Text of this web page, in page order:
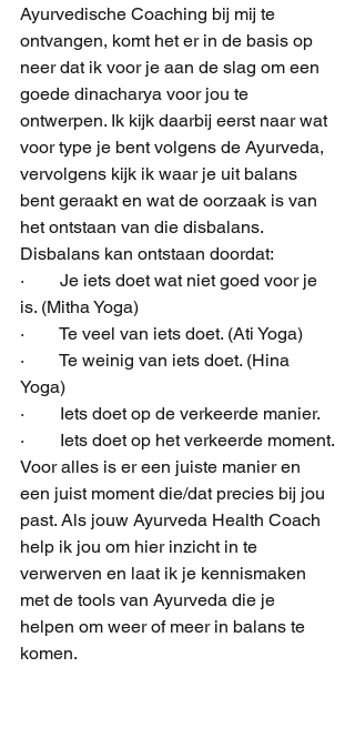
Ayurvedische Coaching bij mij te
ontvangen, komt het er in de basis op
neer dat ik voor je aan de slag om een
goede dinacharya voor jou te
ontwerpen. Ik kijk daarbij eerst naar wat
voor type je bent volgens de Ayurveda,
vervolgens kijk ik waar je uit balans
bent geraakt en wat de oorzaak is van
het ontstaan van die disbalans.
Disbalans kan ontstaan doordat:
·        Je iets doet wat niet goed voor je
is. (Mitha Yoga)
·        Te veel van iets doet. (Ati Yoga)
·        Te weinig van iets doet. (Hina
Yoga)
·        Iets doet op de verkeerde manier.
·        Iets doet op het verkeerde moment.
Voor alles is er een juiste manier en
een juist moment die/dat precies bij jou
past. Als jouw Ayurveda Health Coach
help ik jou om hier inzicht in te
verwerven en laat ik je kennismaken
met de tools van Ayurveda die je
helpen om weer of meer in balans te
komen.